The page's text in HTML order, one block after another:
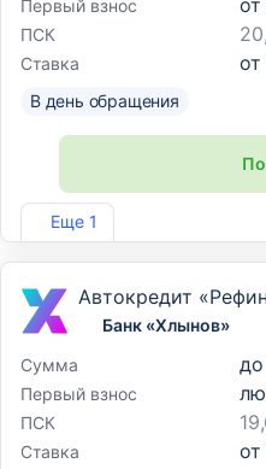
Еще 1
Первый взнос от
ПСК
Ставка от
В день обращения
Лиц. №480
Автокредит
Банк «Хлынов»
Сумма
до
Первый взнос
ПСК
Ставка от